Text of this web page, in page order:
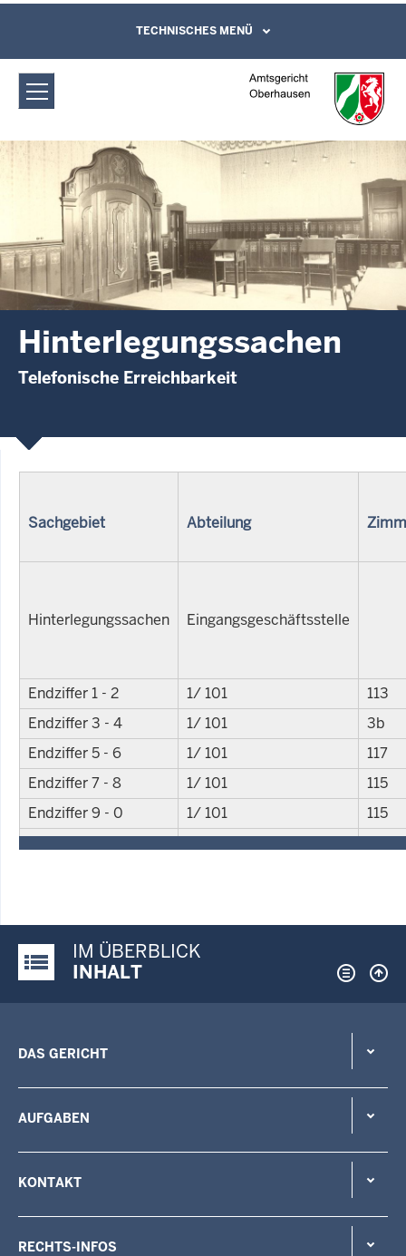
Amtsgericht Oberhausen:
Hinterlegungssachen
Direkt zum Inhalt
Leichte Sprache, Gebärdensprachenvideo
und Kontaktformular
TECHNISCHES MENÜ
Hinterlegungssachen
Telefonische Erreichbarkeit
Sachgebiet Abteilung
Hinterlegungssachen Eingangsgeschäftsstelle
Endziffer 1 - 2 1/ 101
113
Endziffer 3 - 4
1/ 101
3b
Endziffer 5 - 6
1/ 101
117
Endziffer 7 - 8
1/ 101
115
Endziffer 9 - 0
1/ 101 115
Justiz-Portal im Überblick:
IM ÜBERBLICK
INHALT
DAS GERICHT
AUFGABEN
KONTAKT
RECHTS-INFOS